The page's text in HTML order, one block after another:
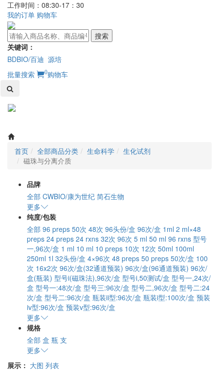
工作时间：08:30-17：30
我的订单 购物车
搜索
关键词：
BDBIO/百迪 源培
批量搜索
0购物车
首页 全部商品分类 生命科学
生化试剂
磁珠与分离介质
品牌
全部 CWBIO/康为世纪 简石生物
更多
纯度/包装
全部 96 preps 50次 48次 96头份/盒 96次/盒 1ml 2 ml×48
preps 24 preps 24 rxns 32次 96次 5 ml 50 ml 96 rxns 型号
一,96次/盒 1 ml 10 ml 10 preps 10次 12次 50ml 100ml
250ml 1l 32头份/盒 4×96次 48 preps 50 preps 50次/盒 100
次 16x2次 96次/盒(32通道预装) 96次/盒(96通道预装) 96次/
盒(瓶装) 型号i(磁珠法),96次/盒 型号i,50测试/盒 型号一,24次/
盒 型号一:48次/盒 型号三:96次/盒 型号二,96次/盒 型号二:24
次/盒 型号二:96次/盒 瓶装ii型:96次/盒 瓶装i型:100次/盒 预装
iv型:96次/盒 预装v型:96次/盒
更多
规格
全部 盒 瓶 支
更多
展示： 大图 列表